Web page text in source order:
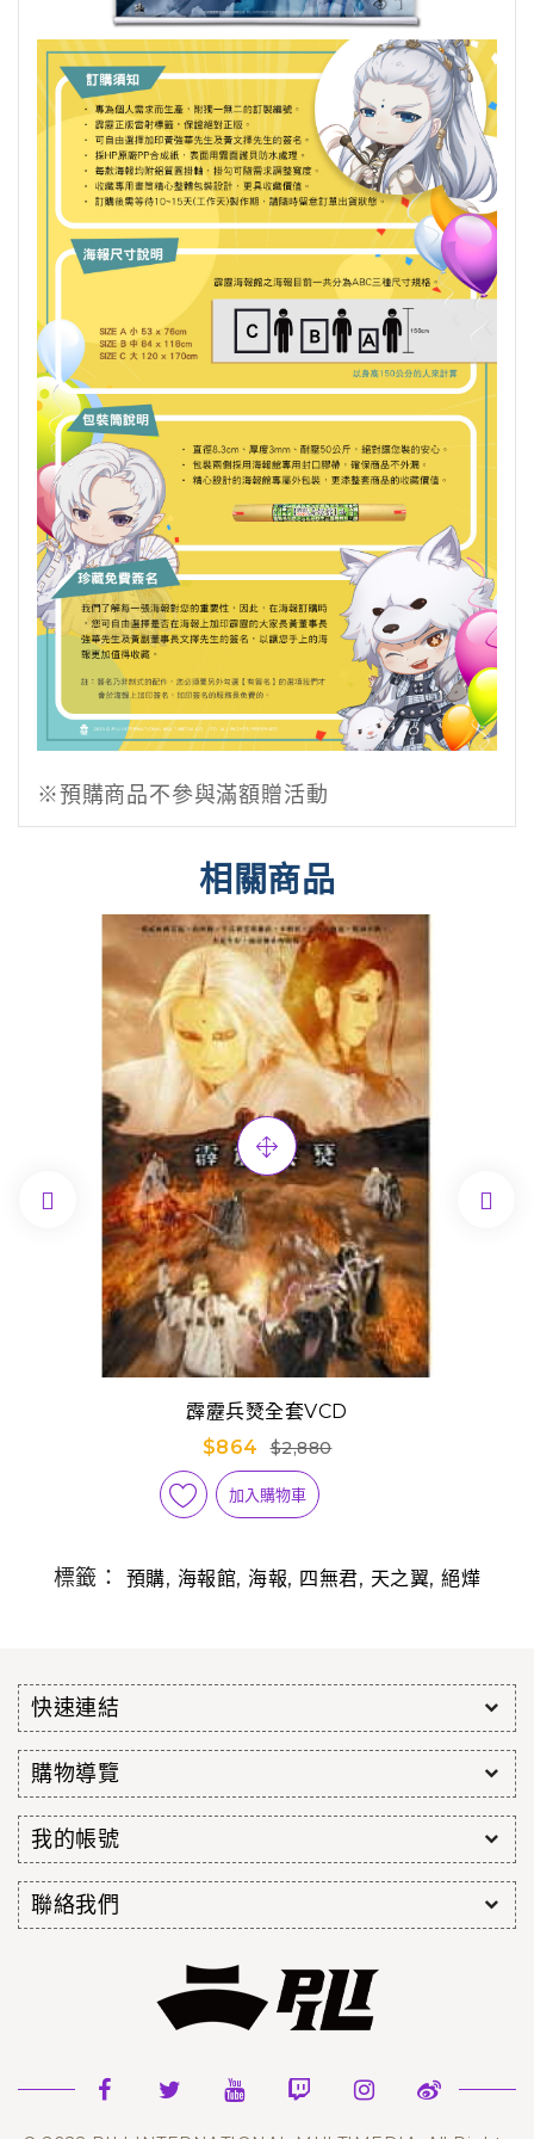
※預購商品不參與滿額贈活動
相關商品
霹靂兵燹全套VCD
$864
$2,880
加入購物車
 
標籤： 預購, 海報館, 海報, 四無君, 天之翼,絕燁
快速連結
購物導覽
我的帳號
聯絡我們